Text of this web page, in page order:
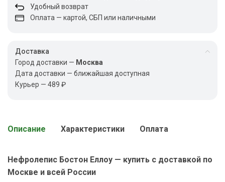
Удобный возврат
Оплата — картой, СБП или наличными
Доставка
Город доставки — Москва
Дата доставки — ближайшая доступная
Курьер — 489 ₽
Описание Характеристики Оплата
Нефролепис Бостон Еллоу — купить с доставкой по
Москве и всей России